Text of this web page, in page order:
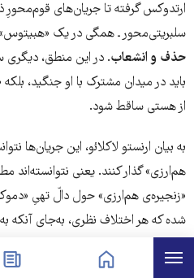
فهرست
ارتدوکس گرفته تا جریان‌های قوم‌محورِ
سلبریتی‌محور ـ همگی در یک
حذف و انشعاب. در این منطق، دیگری
باید در میدان مشترک با او جنگید،
از هستی ساقط شود.
به بیان ارنستو لاکلائو، این جریان‌ها
هم‌ارزی» گذار کنند. یعنی نتوانسته‌اند
«زنجیره‌ی هم‌ارزی» حول دالّ تهیِ
شده که هر اختلاف نظری، به‌جای آنکه به
شده است. قهر، انشعاب، تکفیر و